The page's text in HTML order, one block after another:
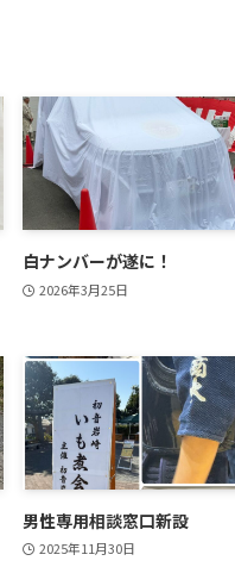
白ナンバーが遂に！
2026年3月25日
男性専用相談窓口新設
2025年11月30日